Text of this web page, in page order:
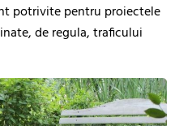
potrivite pentru proiectele
de regula, traficului